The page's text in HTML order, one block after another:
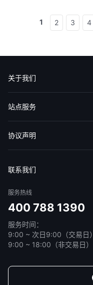
1 2 3 4
关于我们
认识华盛
媒体报导
意见反馈
站点服务
收费标准
交易工具
帮助中心
协议声明
联系我们
服务热线
400 788 1390
服务时间：
9:00 ~ 次日9:00（交易日）
9:00 ~ 18:00（非交易日）